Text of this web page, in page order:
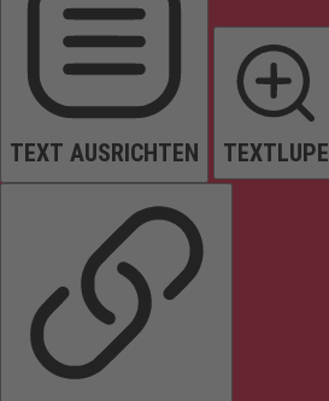
TEXT AUSRICHTEN TEXTLUPE